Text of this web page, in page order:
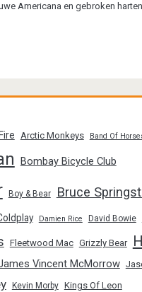
Americana en gebroken harten
Arctic Monkeys Band Of
Bombay Bicycle Club
Boy & Bear Bruce
Damien Rice David Bowie
Fleetwood Mac Grizzly Bear
Vincent McMorrow
Kevin Morby Kings Of Leon